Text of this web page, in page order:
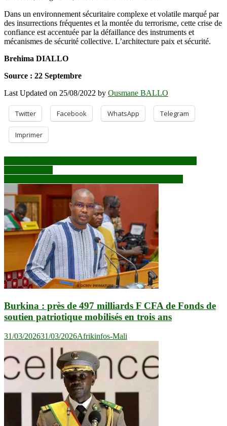
Dans un environnement sécuritaire complexe et volatile marqué par
des insurrections fréquentes et la montée du terrorisme, cette crise de
confiance est accentuée par la défaillance des instruments et
mécanismes de sécurité collective. L’architecture paix et sécurité.
Brehima DIALLO
Source : 22 Septembre
Last Updated on 25/08/2022 by Ousmane BALLO
Twitter Facebook WhatsApp Telegram
Imprimer
Navigation
de
l’article
Burkina : près de 497 milliards F CFA de Fonds de
soutien patriotique mobilisés en trois ans
31/03/202631/03/2026Afrikinfos-Mali